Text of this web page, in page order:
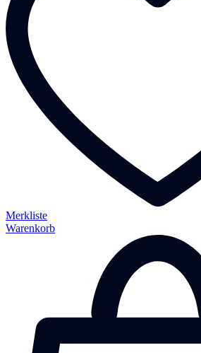
Merkliste
Warenkorb